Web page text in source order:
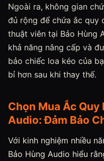
Ngoài ra, không gian
đủ rộng để chứa ắc quy
thuật viên tại Bảo Hùng
khả năng nâng cấp và
bảo chiếc loa kéo của
bỉ hơn sau khi thay thế.
Chọn Mua Ắc Quy
Audio: Đảm Bảo
Với kinh nghiệm nhiều
Bảo Hùng Audio hiểu